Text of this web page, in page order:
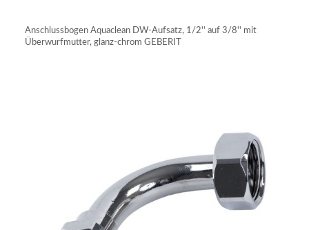
Anschlussbogen Aquaclean DW-Aufsatz, 1/2'' auf 3/8'' mit
Überwurfmutter, glanz-chrom GEBERIT